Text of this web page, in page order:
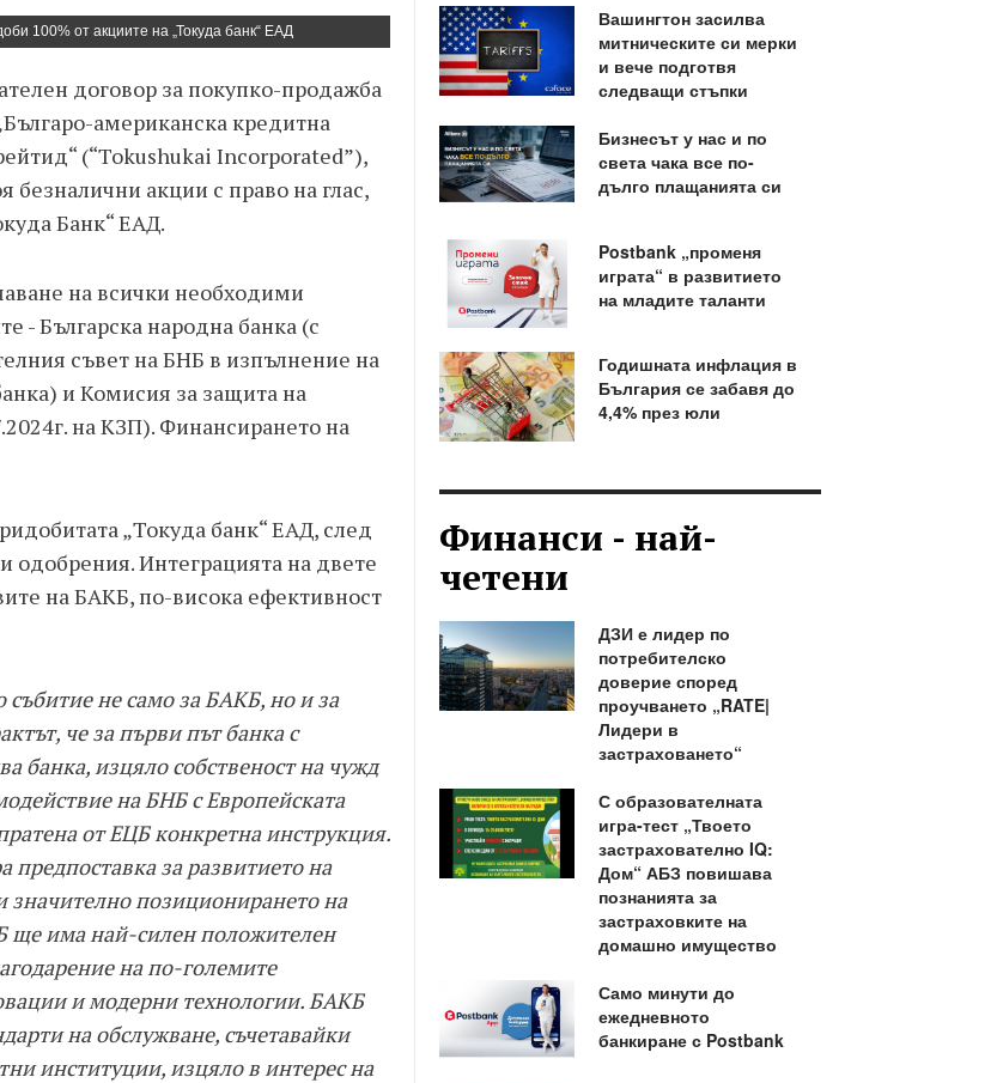
100% от акциите на „Токуда банк“ ЕАД
договор за покупко-продажба
американска кредитна
(“Tokushukai Incorporated”),
акции с право на глас,
Банк“ ЕАД.
на всички необходими
- Българска народна банка (с
съвет на БНБ в изпълнение на
и Комисия за защита на
на КЗП). Финансирането на
„Токуда банк“ ЕАД, след
одобрения. Интеграцията на двете
на БАКБ, по-висока ефективност
не само за БАКБ, но и за
че за първи път банка с
банка, изцяло собственост на чужд
на БНБ с Европейската
от ЕЦБ конкретна инструкция.
предпоставка за развитието на
значително позиционирането на
ще има най-силен положителен
на по-големите
и модерни технологии. БАКБ
на обслужване, съчетавайки
институции, изцяло в интерес на
Вашингтон засилва
митническите си мерки
и вече подготвя
следващи стъпки
Бизнесът у нас и по
света чака все по-
дълго плащанията си
Postbank „променя
играта“ в развитието
на младите таланти
Годишната инфлация в
България се забавя до
4,4% през юли
Финанси - най-
четени
ДЗИ е лидер по
потребителско
доверие според
проучването „RATE|
Лидери в
застраховането“
С образователната
игра-тест „Твоето
застрахователно IQ:
Дом“ АБЗ повишава
познанията за
застраховките на
домашно имущество
Само минути до
ежедневното
банкиране с Postbank